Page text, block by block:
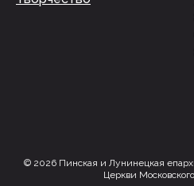
© 2026 Пинская и Лунинецкая
Церкви